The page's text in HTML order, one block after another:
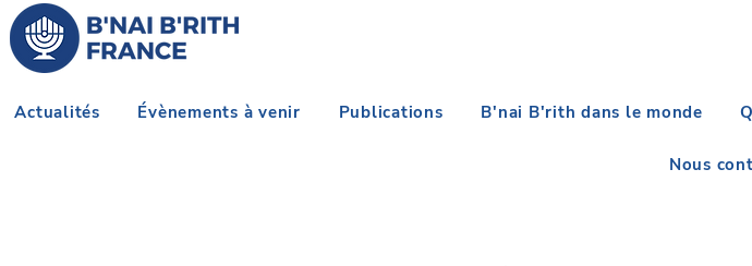
Actualités Évènements à venir Publications B'nai B'rith dans le monde
Nous